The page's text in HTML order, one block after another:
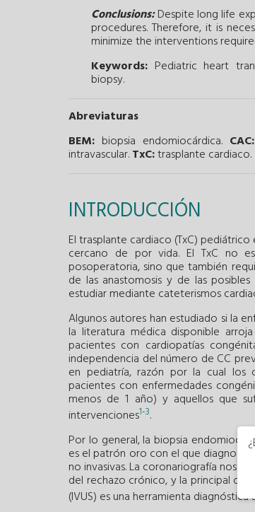
Conclusions:Despite long life
procedures. Therefore, it is
minimize the interventions
Keywords: Pediatric heart
biopsy.
Abreviaturas
BEM: biopsia endomiocárdica. CAC:
intravascular.TxC:trasplante cardiaco.
INTRODUCCIÓN
El trasplante cardiaco (TxC)
cercano de por vida. El TxC no
posoperatoria, sino que también
de las anastomosis y de las
estudiar mediante cateterismos
Algunos autores han estudiado si la
la literatura médica disponible
pacientes con cardiopatías
independencia del número de CC
en pediatría, razón por la cual los
pacientes con enfermedades
menos de 1 año) y aquellos que
intervenciones1-3.
Por lo general, la biopsia
es el patrón oro con el que
no invasivas. La coronariografía nos
del rechazo crónico, y la principal
(IVUS) es una herramienta